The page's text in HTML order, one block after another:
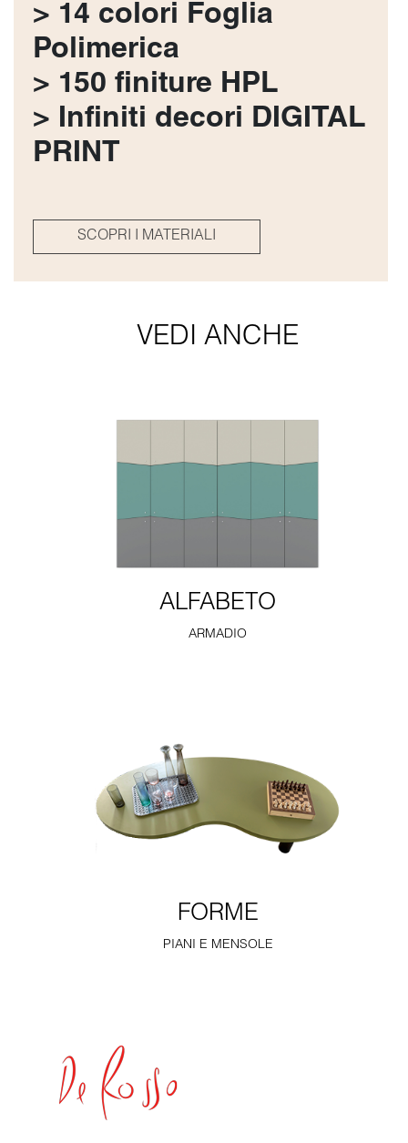
> 14 colori Foglia
Polimerica
> 150 finiture HPL
> Infiniti decori DIGITAL
PRINT
SCOPRI I MATERIALI
VEDI ANCHE
ALFABETO
ARMADIO
FORME
PIANI E MENSOLE